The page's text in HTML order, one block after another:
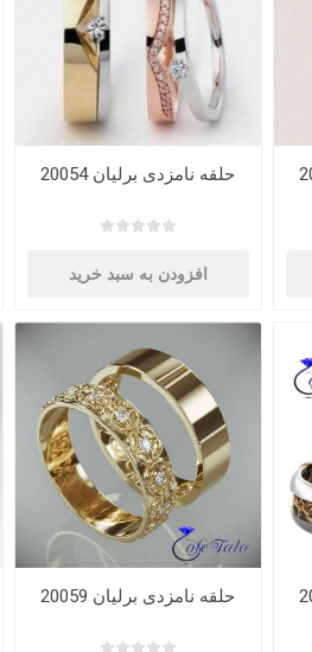
حلقه نامزدی برلیان 20054
افزودن به سبد خرید
حلقه نامزدی برلیان 20059